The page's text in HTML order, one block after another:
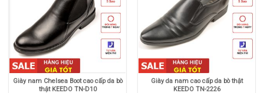
Giày nam Chelsea Boot cao cấp da bò
thật KEEDO TN-D10
Giày da nam cao cấp da bò thật
KEEDO TN-2226